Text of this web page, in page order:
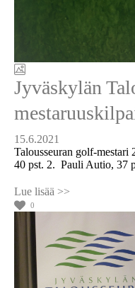
Jyväskylän
15.6.2021
Talousseuran golf-
40 pst. 2. Pauli Autio, 37
0